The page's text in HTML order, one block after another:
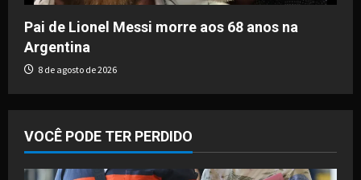
Pai de Lionel Messi morre aos 68 anos na
Argentina
8 de agosto de 2026
VOCÊ PODE TER PERDIDO